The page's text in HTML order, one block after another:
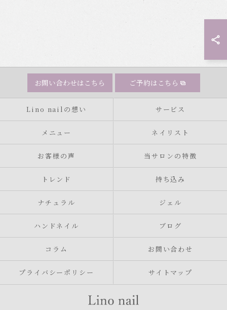
お問い合わせはこちら ご予約はこちら
Lino nailの想い サービス
メニュー ネイリスト
お客様の声 当サロンの特徴
トレンド 持ち込み
ナチュラル ジェル
ハンドネイル ブログ
コラム お問い合わせ
プライバシーポリシー サイトマップ